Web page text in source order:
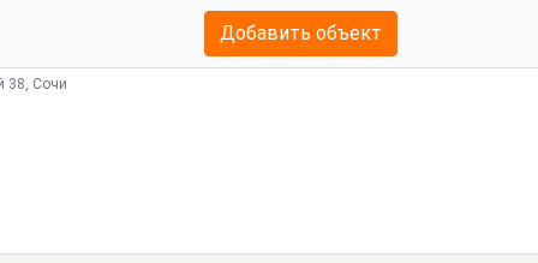
Добавить объект
38, Сочи